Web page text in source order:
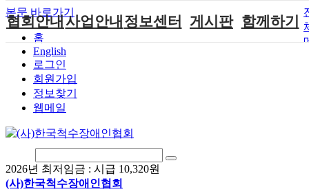
본문 바로가기
홈
English
로그인
회원가입
정보찾기
웹메일
2026년 최저임금 : 시급 10,320원
(사)한국척수장애인협회
협회안내
인사말
연혁
비전
조직도
척수장애란?
찾아오시는길
사업안내
단체지원사업
척수장애인재
활지원센터
척수장애인직
문화예술위원
회
정보센터 게시판 함께하기